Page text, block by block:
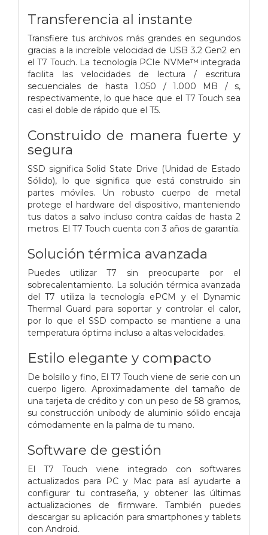
Transferencia al instante
Transfiere tus archivos más grandes en segundos
gracias a la increíble velocidad de USB 3.2 Gen2 en
el T7 Touch. La tecnología PCIe NVMe™ integrada
facilita las velocidades de lectura / escritura
secuenciales de hasta 1.050 / 1.000 MB / s,
respectivamente, lo que hace que el T7 Touch sea
casi el doble de rápido que el T5.
Construido de manera fuerte y
segura
SSD significa Solid State Drive (Unidad de Estado
Sólido), lo que significa que está construido sin
partes móviles. Un robusto cuerpo de metal
protege el hardware del dispositivo, manteniendo
tus datos a salvo incluso contra caídas de hasta 2
metros. El T7 Touch cuenta con 3 años de garantía.
Solución térmica avanzada
Puedes utilizar T7 sin preocuparte por el
sobrecalentamiento. La solución térmica avanzada
del T7 utiliza la tecnología ePCM y el Dynamic
Thermal Guard para soportar y controlar el calor,
por lo que el SSD compacto se mantiene a una
temperatura óptima incluso a altas velocidades.
Estilo elegante y compacto
De bolsillo y fino, El T7 Touch viene de serie con un
cuerpo ligero. Aproximadamente del tamaño de
una tarjeta de crédito y con un peso de 58 gramos,
su construcción unibody de aluminio sólido encaja
cómodamente en la palma de tu mano.
Software de gestión
El T7 Touch viene integrado con softwares
actualizados para PC y Mac para así ayudarte a
configurar tu contraseña, y obtener las últimas
actualizaciones de firmware. También puedes
descargar su aplicación para smartphones y tablets
con Android.